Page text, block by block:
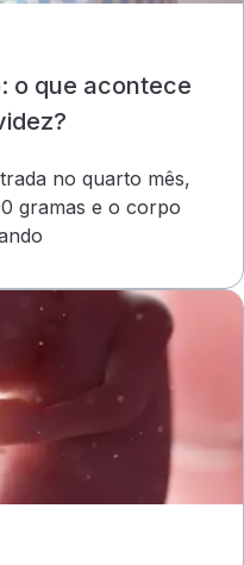
o que acontece
no quarto mês,
gramas e o corpo